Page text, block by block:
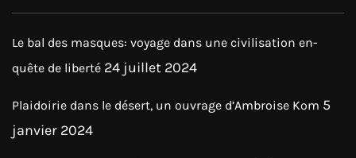
Le bal des masques: voyage dans une civilisation en-
quête de liberté 24 juillet 2024
Plaidoirie dans le désert, un ouvrage d’Ambroise Kom 5
janvier 2024